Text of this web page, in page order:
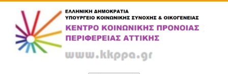
περιεχόμενο